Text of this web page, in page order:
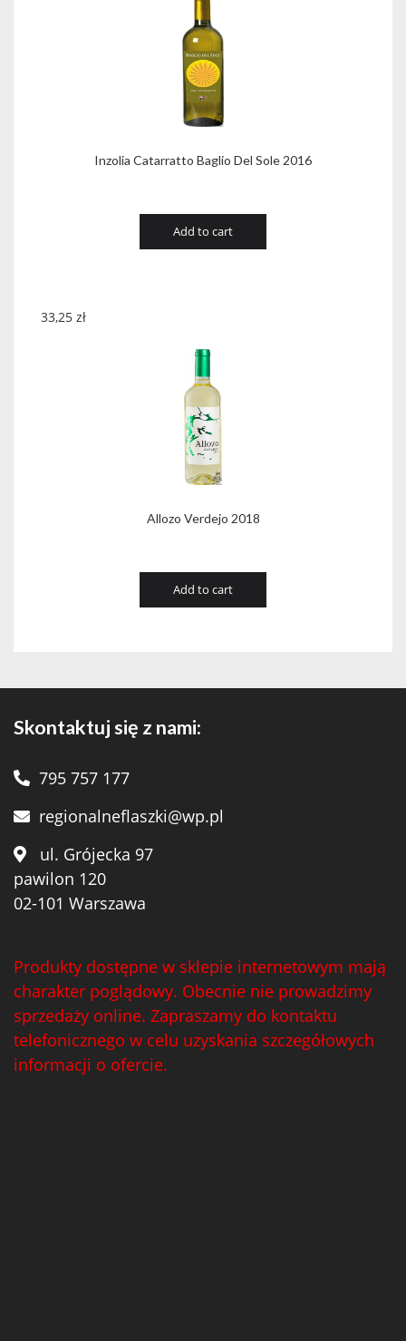
Inzolia Catarratto Baglio Del Sole 2016
Add to cart
Allozo Verdejo 2018
33,25 zł
Add to cart
Skontaktuj się z nami:
795 757 177
regionalneflaszki@wp.pl
ul. Grójecka 97
pawilon 120
02-101 Warszawa
Produkty dostępne w sklepie internetowym mają
charakter poglądowy. Obecnie nie prowadzimy
sprzedaży online. Zapraszamy do kontaktu
telefonicznego w celu uzyskania szczegółowych
informacji o ofercie.